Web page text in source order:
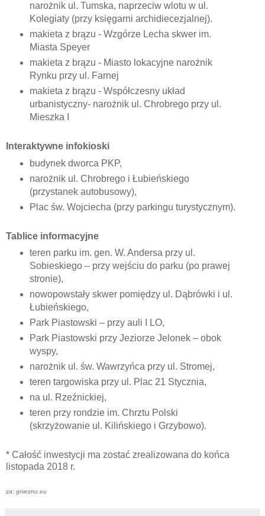
narożnik ul. Tumska, naprzeciw wlotu w ul.
Kolegiaty (przy księgarni archidiecezjalnej).
makieta z brązu - Wzgórze Lecha skwer im.
Miasta Speyer
makieta z brązu - Miasto lokacyjne narożnik
Rynku przy ul. Farnej
makieta z brązu - Współczesny układ
urbanistyczny- narożnik ul. Chrobrego przy ul.
Mieszka I
Interaktywne infokioski
budynek dworca PKP,
narożnik ul. Chrobrego i Łubieńskiego
(przystanek autobusowy),
Plac św. Wojciecha (przy parkingu turystycznym).
Tablice informacyjne
teren parku im. gen. W. Andersa przy ul.
Sobieskiego – przy wejściu do parku (po prawej
stronie),
nowopowstały skwer pomiędzy ul. Dąbrówki i ul.
Łubieńskiego,
Park Piastowski – przy auli I LO,
Park Piastowski przy Jeziorze Jelonek – obok
wyspy,
narożnik ul. św. Wawrzyńca przy ul. Stromej,
teren targowiska przy ul. Plac 21 Stycznia,
na ul. Rzeźnickiej,
teren przy rondzie im. Chrztu Polski
(skrzyżowanie ul. Kilińskiego i Grzybowo).
* Całość inwestycji ma zostać zrealizowana do końca
listopada 2018 r.
za: gniezno.eu